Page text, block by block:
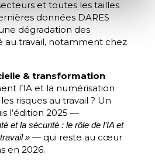
et toutes les tailles
données DARES
dégradation des
au travail, notamment chez
& transformation
l’IA et la numérisation
risques au travail ? Un
l’édition 2025 —
et la sécurité : le rôle de l’IA et
» — qui reste au cœur
en 2026.